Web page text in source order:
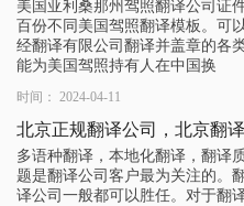
美国亚利桑那州驾照翻译公司证
百份不同美国驾照翻译模板。可
经翻译有限公司翻译并盖章的各
能为美国驾照持有人在中国换
时间： 2024-04-11
北京正规翻译公司，北京翻
多语种翻译，本地化翻译，翻译
题是翻译公司客户最为关注的。
译公司一般都可以胜任。对于翻